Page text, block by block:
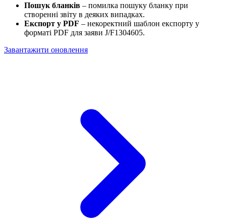
Пошук бланків – помилка пошуку бланку при
створенні звіту в деяких випадках.
Експорт у PDF – некоректний шаблон експорту у
форматі PDF для заяви J/F1304605.
Завантажити оновлення